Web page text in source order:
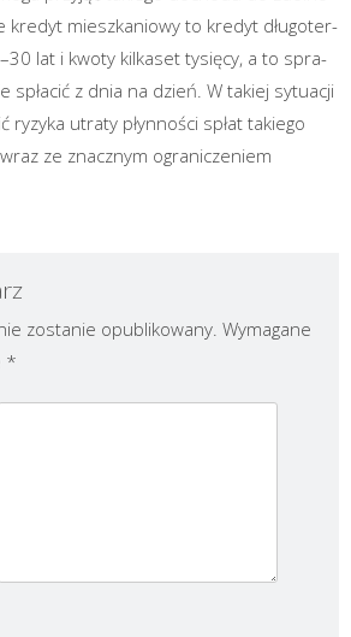
kre­dyt miesz­ka­nio­wy to kre­dyt dłu­go­ter­
lat i kwo­ty kil­ka­set tysię­cy, a to spra­
spła­cić z dnia na dzień. W takiej sytu­acji
ryzy­ka utra­ty płyn­no­ści spłat takie­go
ze znacz­nym ogra­ni­cze­niem
zostanie opublikowany. Wymagane
*